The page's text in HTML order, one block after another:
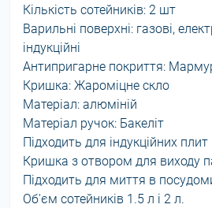
Кількість сотейників: 2 шт
Варильні поверхні: газові,
індукційні
Антипригарне покриття:
Кришка: Жароміцне скло
Матеріал: алюміній
Матеріал ручок: Бакеліт
Підходить для індукційних плит
Кришка з отвором для виходу
Підходить для миття в
Об'єм сотейників 1.5 л і 2 л.